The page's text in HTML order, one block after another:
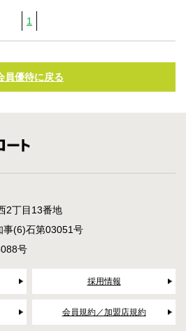
1
員優待に戻る
2丁目13番地
事(6)石第03051号
号
採用情報
会員規約／加盟店規約